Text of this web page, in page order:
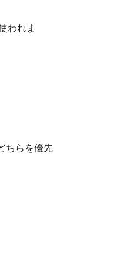
われま
ちらを優先